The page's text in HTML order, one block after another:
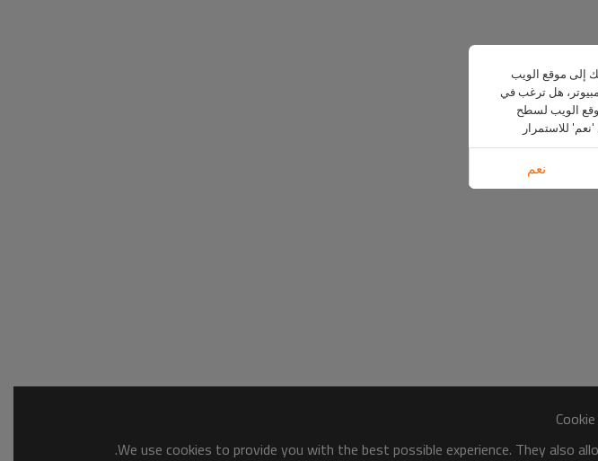
We use cookies to provide you with the best possible experience. They also
موقع الويب
هل ترغب في
الويب لسطح
للاستمرار
نعم